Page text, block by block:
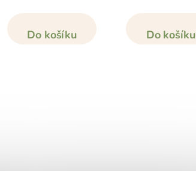
Do košíku Do košíku